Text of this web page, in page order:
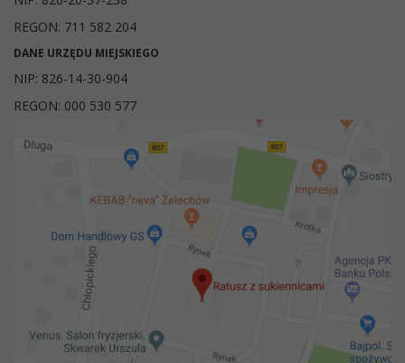
REGON: 711 582 204
DANE URZĘDU MIEJSKIEGO
NIP: 826-14-30-904
REGON: 000 530 577